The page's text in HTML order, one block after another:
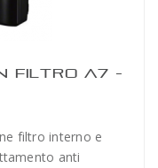
FILTRO A7 -
filtro interno e
anti